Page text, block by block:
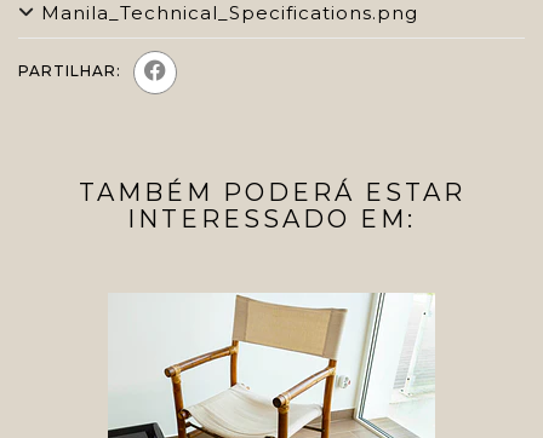
Manila_Technical_Specifications.png
PARTILHAR:
TAMBÉM PODERÁ ESTAR
INTERESSADO EM: